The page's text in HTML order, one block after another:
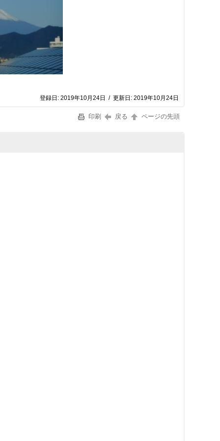
登録日: 2019年10月24日 / 更新日: 2019年10月24日
印刷 戻る ページの先頭